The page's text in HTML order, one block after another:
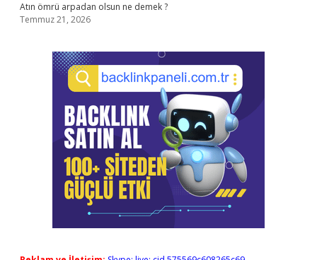
Atın ömrü arpadan olsun ne demek ?
Temmuz 21, 2026